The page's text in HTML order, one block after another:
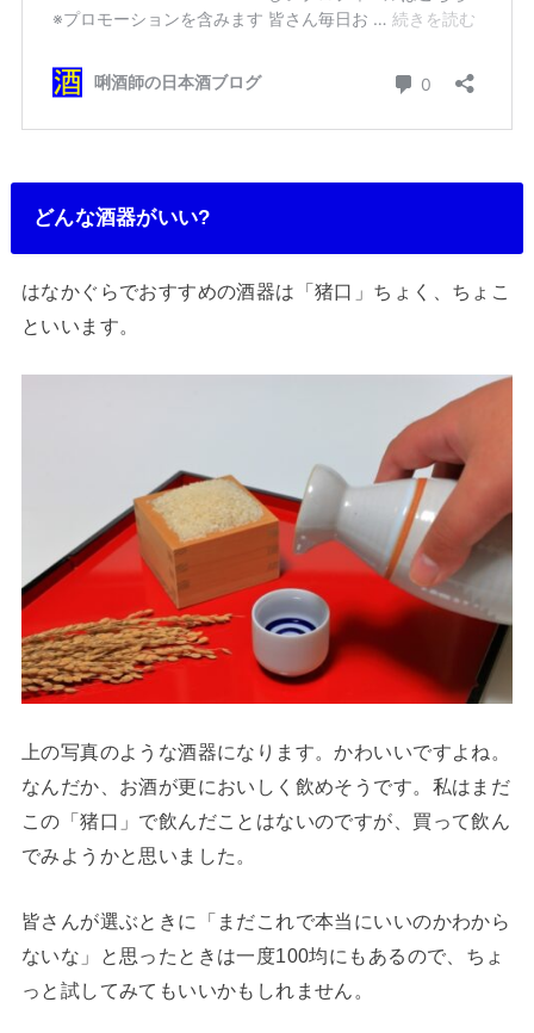
どんな酒器がいい?
はなかぐらでおすすめの酒器は「猪口」ちょく、ちょこ
といいます。
上の写真のような酒器になります。かわいいですよね。
なんだか、お酒が更においしく飲めそうです。私はまだ
この「猪口」で飲んだことはないのですが、買って飲ん
でみようかと思いました。
皆さんが選ぶときに「まだこれで本当にいいのかわから
ないな」と思ったときは一度100均にもあるので、ちょ
っと試してみてもいいかもしれません。